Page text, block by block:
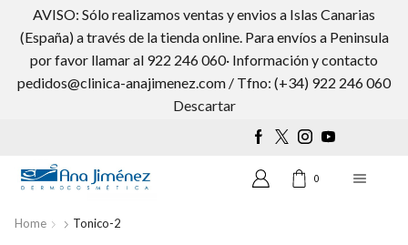
AVISO: Sólo realizamos ventas y envios a Islas Canarias
(España) a través de la tienda online. Para envíos a Peninsula
por favor llamar al 922 246 060· Información y contacto
pedidos@clinica-anajimenez.com / Tfno: (+34) 922 246 060
Descartar
Wishlist 0
0
Home Tonico-2